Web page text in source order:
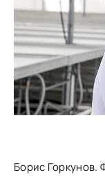
Борис Горкунов.